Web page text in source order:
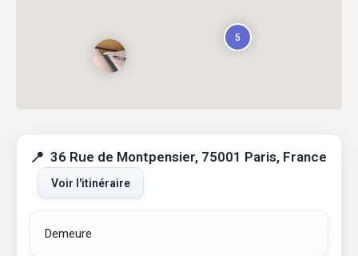
5
36 Rue de Montpensier, 75001 Paris, France
Voir l'itinéraire
Demeure